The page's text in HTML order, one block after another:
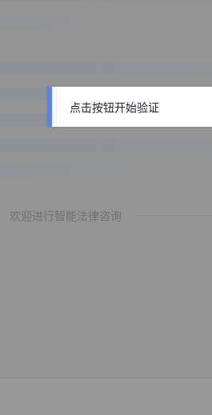
欢迎进行智能法律咨询
点击按钮开始验证